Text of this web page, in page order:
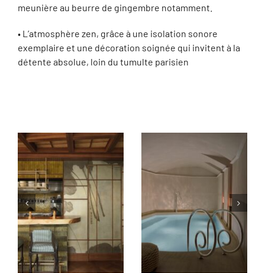
meunière au beurre de gingembre notamment.
• L’atmosphère zen, grâce à une isolation sonore
exemplaire et une décoration soignée qui invitent à la
détente absolue, loin du tumulte parisien